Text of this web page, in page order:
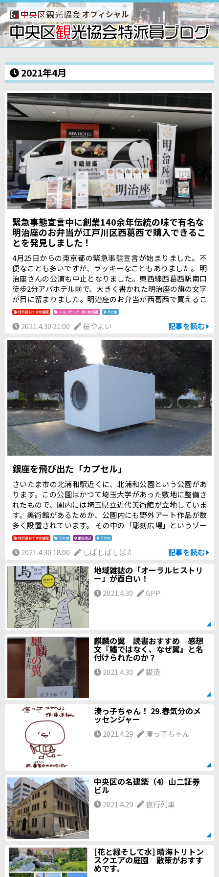
オフィシャル
2021年4月
緊急事態宣言中に創業140余年伝統の味で有名な
明治座のお弁当が江戸川区西葛西で購入できるこ
とを発見しました！
4月25日からの東京都の緊急事態宣言が始まりました。不
便なことも多いですが、ラッキーなこともありました。 明
治座さんの公演も中止となりました。東西線西葛西駅南口
徒歩2分アパホテル前で、大きく書かれた明治座の旗の文字
が目に留まりました。明治座のお弁当が西葛西で買えるこ
とにビックリすると同時に嬉しさが込み上げてきました。
(火曜日から金曜日・休祝日を除く)から28日(予定)までお弁
当を売り出されるとのことでした。早速、家族分を持ち帰
りその日の夕食にいただきました。 10時から販売し、売り
切れ次第お店が撤去されます。購入される方は是非、全商
品がある10時にいらっしゃることをお勧めします。 私は4
月28日の11時30分でしたので、売り切れ商品もあり残念で
した。29日は休みでしたので、30日に10時に待機して前回
買えなかったお弁当をゲットできました。お陰で、お家時
間が満足できました。
特派員おすすめ情報 ショッピング･買い物情報 その他
2021.4.30 21:00 桜やよい 記事を読む
銀座を飛び出た「カプセル」
さいたま市の北浦和駅近くに、北浦和公園という公園があ
ります。この公園はかつて埼玉大学があった敷地に整備さ
れたもので、園内には埼玉県立近代美術館が立地していま
す。美術館があるためか、公園内にも野外アート作品が数
多く設置されています。 その中の「彫刻広場」というゾー
ンの一角に、丸い窓のついた白い直方体を見つけました。
特派員おすすめ情報 その他 銀座周辺 その他
2021.4.30 18:00 しばしばしばた 記事を読む
地域雑誌の「オーラルヒストリ
ー」が面白い！
2021.4.30 GPP
麒麟の翼 読書おすすめ 感想
文『鰭ではなく、なぜ翼』と名
付けられたのか？
2021.4.30 銀造
湊っ子ちゃん！ 29.春気分のメ
ッセンジャー
2021.4.29 湊っ子ちゃん
中央区の名建築（4）山二証券
ビル
2021.4.29 夜行列車
[花と緑そして水] 晴海トリトン
スクエアの庭園 散策がおすす
めです。